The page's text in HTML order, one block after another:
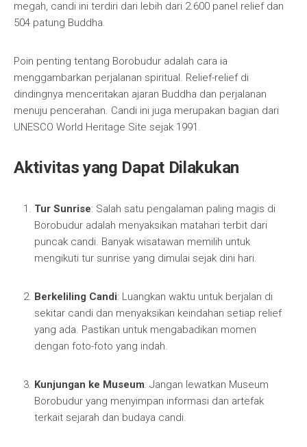
megah, candi ini terdiri dari lebih dari 2.600 panel relief dan
504 patung Buddha.
Poin penting tentang Borobudur adalah cara ia
menggambarkan perjalanan spiritual. Relief-relief di
dindingnya menceritakan ajaran Buddha dan perjalanan
menuju pencerahan. Candi ini juga merupakan bagian dari
UNESCO World Heritage Site sejak 1991.
Aktivitas yang Dapat Dilakukan
Tur Sunrise: Salah satu pengalaman paling magis di
Borobudur adalah menyaksikan matahari terbit dari
puncak candi. Banyak wisatawan memilih untuk
mengikuti tur sunrise yang dimulai sejak dini hari.
Berkeliling Candi: Luangkan waktu untuk berjalan di
sekitar candi dan menyaksikan keindahan setiap relief
yang ada. Pastikan untuk mengabadikan momen
dengan foto-foto yang indah.
Kunjungan ke Museum: Jangan lewatkan Museum
Borobudur yang menyimpan informasi dan artefak
terkait sejarah dan budaya candi.